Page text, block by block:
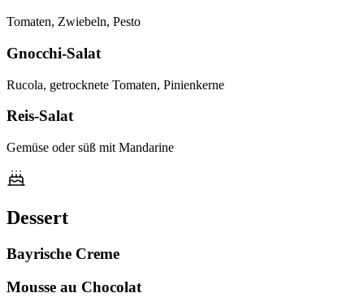
Tomaten, Zwiebeln, Pesto
Gnocchi-Salat
Rucola, getrocknete Tomaten, Pinienkerne
Reis-Salat
Gemüse oder süß mit Mandarine
Dessert
Bayrische Creme
Mousse au Chocolat